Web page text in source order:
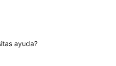
ayuda?